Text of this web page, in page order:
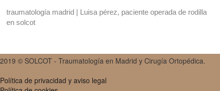
traumatología madrid | Luisa pérez, paciente operada de rodilla
en solcot
2019 © SOLCOT - Traumatología en Madrid y Cirugía Ortopédica.
Política de privacidad y aviso legal